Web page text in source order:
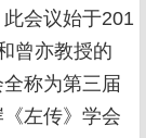
会议始于201
曾亦教授的
全称为第三届
《左传》学会